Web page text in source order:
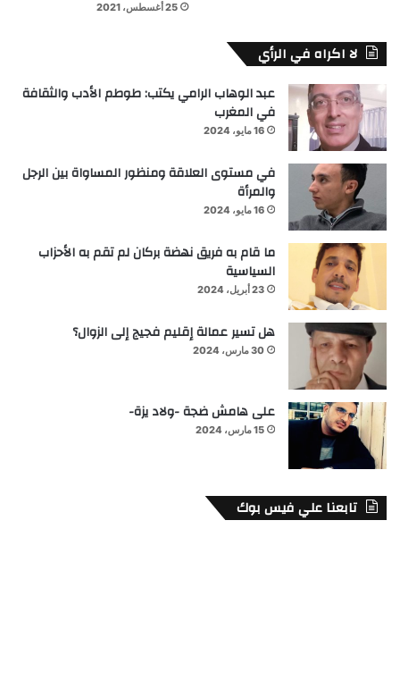
25 أغسطس، 2021
لا اكراه في الرأي
عبد الوهاب الرامي يكتب: طوطم الأدب والثقافة
في المغرب
16 مايو، 2024
في مستوى العلاقة ومنظور المساواة بين الرجل
والمرأة
16 مايو، 2024
ما قام به فريق نهضة بركان لم تقم به الأحزاب
السياسية
23 أبريل، 2024
هل تسير عمالة إقليم فجيج إلى الزوال؟
30 مارس، 2024
على هامش ضجة -ولاد يزة-
15 مارس، 2024
تابعنا علي فيس بوك